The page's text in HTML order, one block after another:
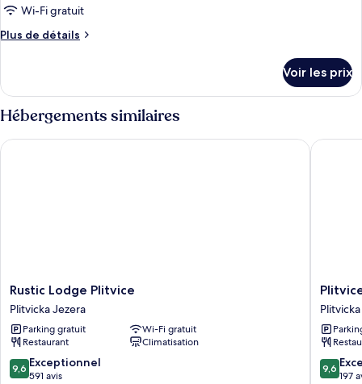
de
chambre :
Chambre
Wi-Fi gratuit
Plus de détails
Plus
le
type
de
chambre
Chambre
Voir les prix
Hébergements similaires
Rustic
Lodge
Plitvice
Plitvicka
Jezera
Rustic Lodge Plitvice
Plitvicka Jezera
Parking gratuit
Wi-Fi gratuit
Restaurant
Climatisation
9.6
sur
9,6 Exceptionnel
591 avis
Rustic Lodge Plitvice
Plitvice
Green
Valley
Plitvicka
Jezera
9.6
sur
9,6
197
Plitvice